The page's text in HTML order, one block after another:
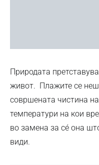
Природата
живот. Плажите се
совршената чистина
температури на кои
во замена за сé она
види.